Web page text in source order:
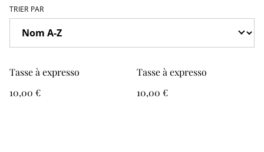
TRIER PAR
Tasse à expresso
10,00 €
Tasse à expresso
10,00 €